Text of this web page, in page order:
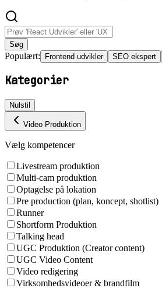
Søg
Populært: Frontend udvikler SEO ekspert
Kategorier
Nulstil
Video Produktion
Vælg kompetencer
Livestream produktion
Multi-cam produktion
Optagelse på lokation
Pre production (plan, koncept, shotlist)
Runner
Shortform Produktion
Talking head
UGC Produktion (Creator content)
UGC Video Content
Video redigering
Virksomhedsvideoer & brandfilm